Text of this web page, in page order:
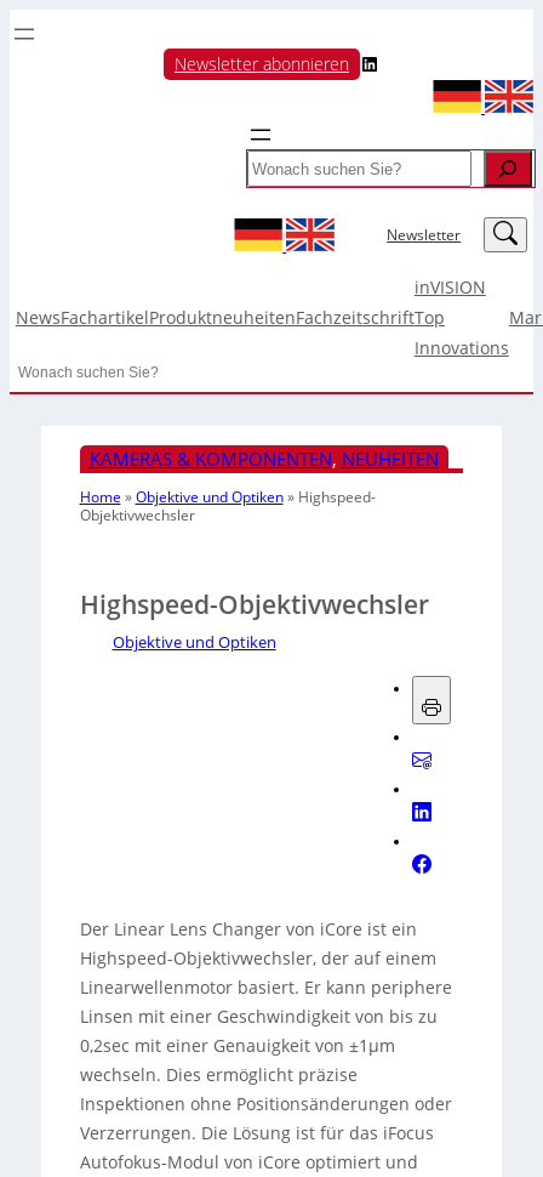
Newsletter abonnieren LinkedIn
Search
Newsletter LinkedIn
NewsFachartikelProduktneuheitenFachzeitschrift
inVISION
Top
Innovations
Search
KAMERAS & KOMPONENTEN, NEUHEITEN
Home »Objektive und Optiken» Highspeed-
Objektivwechsler
Highspeed-Objektivwechsler
Objektive und Optiken
Der Linear Lens Changer von iCore ist ein
Highspeed-Objektivwechsler, der auf einem
Linearwellenmotor basiert. Er kann periphere
Linsen mit einer Geschwindigkeit von bis zu
0,2sec mit einer Genauigkeit von ±1µm
wechseln. Dies ermöglicht präzise
Inspektionen ohne Positionsänderungen oder
Verzerrungen. Die Lösung ist für das iFocus
Autofokus-Modul von iCore optimiert und